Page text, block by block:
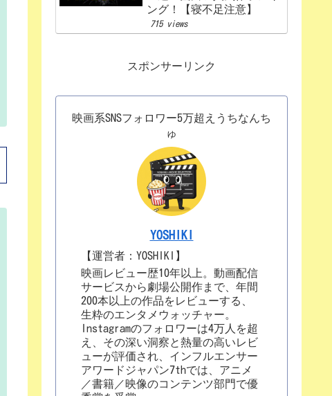
ング！【寝不足注意】
715 views
スポンサーリンク
映画系SNSフォロワー5万超えうちなんち
ゅ
YOSHIKI
【運営者：YOSHIKI】
映画レビュー歴10年以上。動画配信
サービスから劇場公開作まで、年間
200本以上の作品をレビューする、
生粋のエンタメウォッチャー。
Instagramのフォロワーは4万人を超
え、その深い洞察と熱量の高いレビ
ューが評価され、インフルエンサー
アワードジャパン7thでは、アニメ
／書籍／映像のコンテンツ部門で優